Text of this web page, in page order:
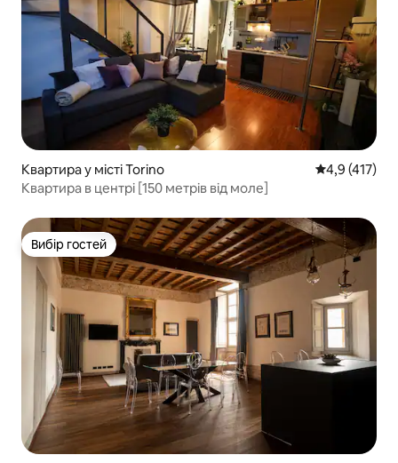
Квартира у місті Torino Середня
4,9 (417)
Квартира в центрі [150 метрів від моле]
Вибір гостей
Вибір гостей